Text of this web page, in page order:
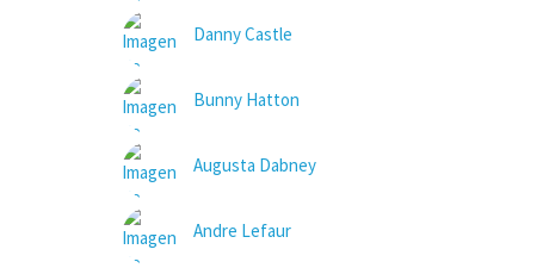
Danny Castle
Bunny Hatton
Augusta Dabney
Andre Lefaur